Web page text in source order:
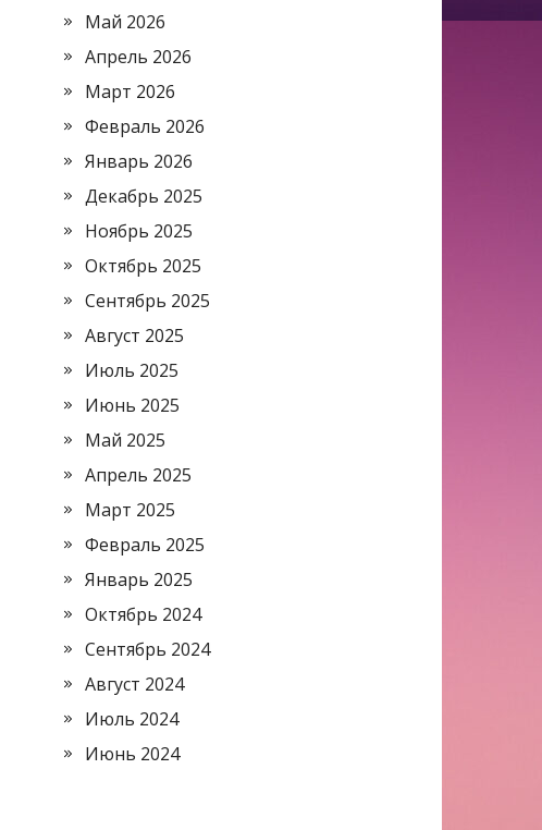
Май 2026
Апрель 2026
Март 2026
Февраль 2026
Январь 2026
Декабрь 2025
Ноябрь 2025
Октябрь 2025
Сентябрь 2025
Август 2025
Июль 2025
Июнь 2025
Май 2025
Апрель 2025
Март 2025
Февраль 2025
Январь 2025
Октябрь 2024
Сентябрь 2024
Август 2024
Июль 2024
Июнь 2024